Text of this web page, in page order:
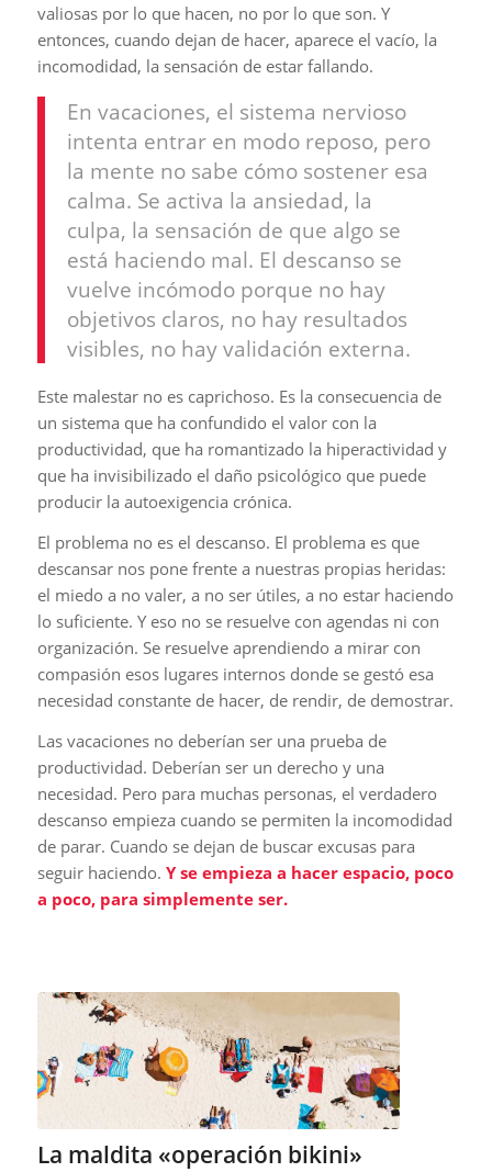
valiosas por lo que hacen, no por lo que son. Y
entonces, cuando dejan de hacer, aparece el vacío, la
incomodidad, la sensación de estar fallando.
En vacaciones, el sistema nervioso
intenta entrar en modo reposo, pero
la mente no sabe cómo sostener esa
calma. Se activa la ansiedad, la
culpa, la sensación de que algo se
está haciendo mal. El descanso se
vuelve incómodo porque no hay
objetivos claros, no hay resultados
visibles, no hay validación externa.
Este malestar no es caprichoso. Es la consecuencia de
un sistema que ha confundido el valor con la
productividad, que ha romantizado la hiperactividad y
que ha invisibilizado el daño psicológico que puede
producir la autoexigencia crónica.
El problema no es el descanso. El problema es que
descansar nos pone frente a nuestras propias heridas:
el miedo a no valer, a no ser útiles, a no estar haciendo
lo suficiente. Y eso no se resuelve con agendas ni con
organización. Se resuelve aprendiendo a mirar con
compasión esos lugares internos donde se gestó esa
necesidad constante de hacer, de rendir, de demostrar.
Las vacaciones no deberían ser una prueba de
productividad. Deberían ser un derecho y una
necesidad. Pero para muchas personas, el verdadero
descanso empieza cuando se permiten la incomodidad
de parar. Cuando se dejan de buscar excusas para
seguir haciendo. Y se empieza a hacer espacio, poco
a poco, para simplemente ser.
La maldita «operación bikini»